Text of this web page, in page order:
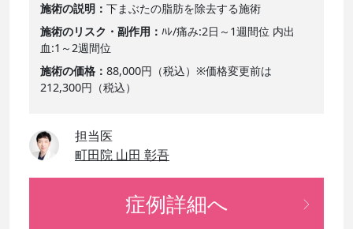
施術の説明
下まぶたの脂肪を除去する施術
施術のリスク・副作用
ﾊﾚ/痛み:2日～1週間位 内出
血:1～2週間位
施術の価格
88,000円（税込）※価格変更前は
212,300円（税込）
担当医
町田院 山田 彰吾
症例詳細へ